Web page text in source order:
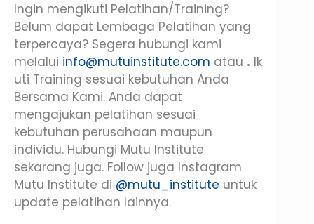
Ingin mengikuti Pelatihan/Training?
Belum dapat Lembaga Pelatihan yang
terpercaya? Segera hubungi kami
melalui info@mutuinstitute.com atau . Ik
uti Training sesuai kebutuhan Anda
Bersama Kami. Anda dapat
mengajukan pelatihan sesuai
kebutuhan perusahaan maupun
individu. Hubungi Mutu Institute
sekarang juga. Follow juga Instagram
Mutu Institute di @mutu_institute untuk
update pelatihan lainnya.